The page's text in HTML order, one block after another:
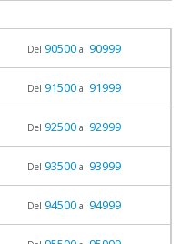
Del 90500al 90999
Del 91500al 91999
Del 92500al 92999
Del 93500al 93999
Del 94500al 94999